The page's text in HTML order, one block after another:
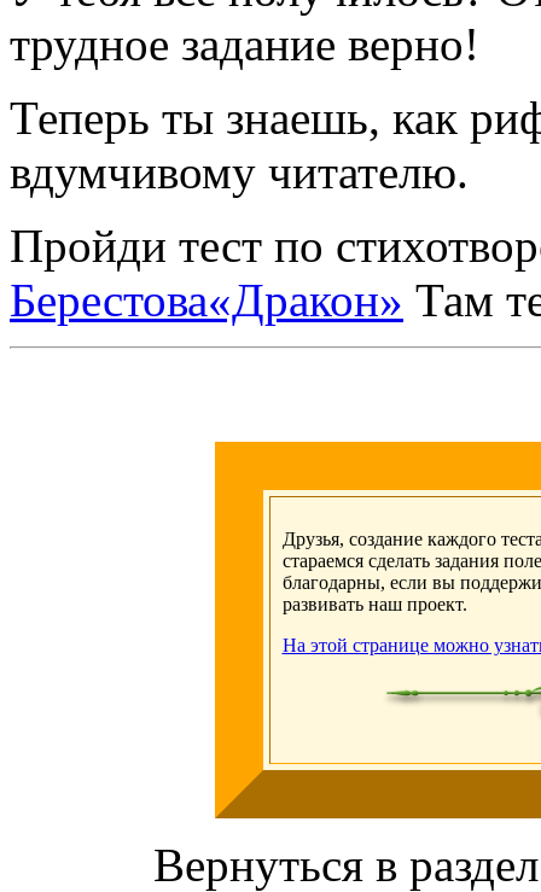
трудное задание верно!
Теперь ты знаешь, как
вдумчивому читателю.
Пройди тест по
Берестова«Дракон» Там
Друзья, создание каждого
стараемся сделать задания
благодарны, если вы
развивать наш проект.
На этой странице можно
Вернуться в раздел